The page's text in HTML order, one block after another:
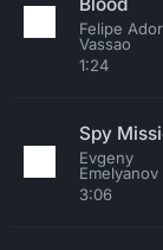
Felipe
Vassao
1:24
Spy
Evgeny
Emelyanov
3:06